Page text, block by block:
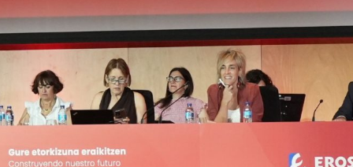
la
el desarrollo
Escuchamos
informamos a las
personas